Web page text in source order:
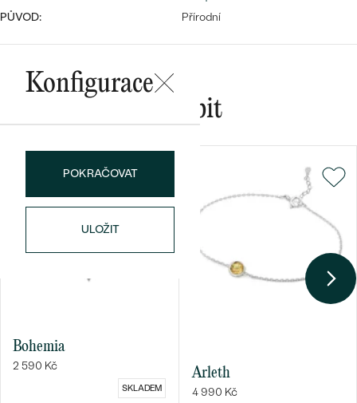
Bestsellery
OBJEVIT
PŮVOD:
Přírodní
Konfigurace
POKRAČOVAT
ULOŽIT
Mohlo by se vám líbit
Bohemia
2 590 Kč
SKLADEM
Arleth
4 990 Kč